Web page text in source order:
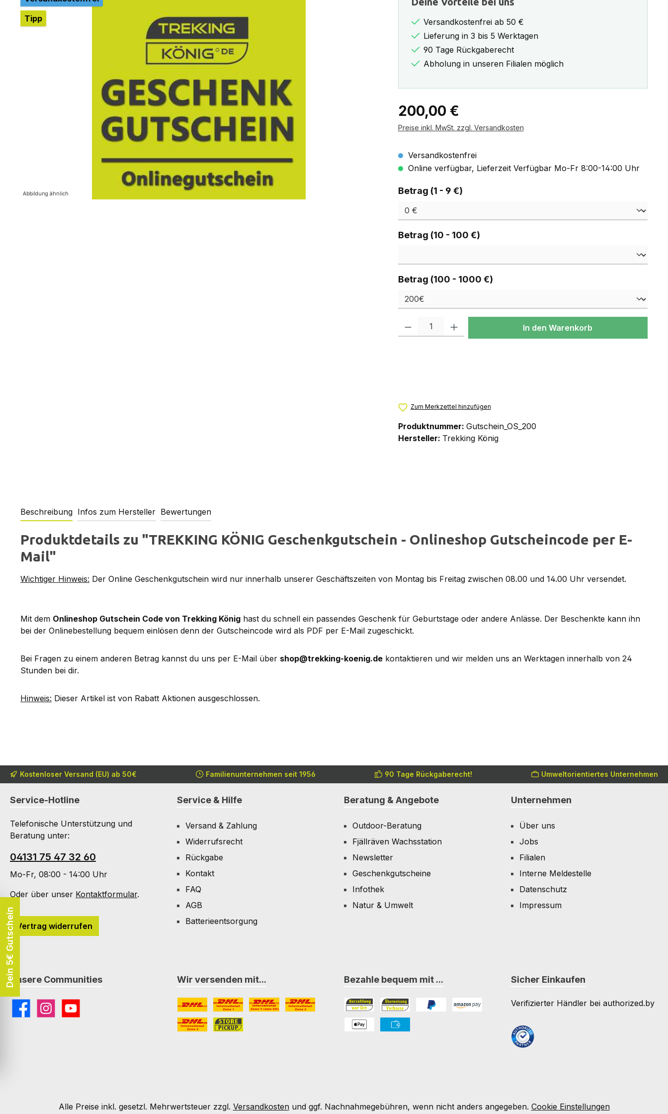
Tipp
Abbildung ähnlich
Versandkostenfrei ab 50 €
Lieferung in 3 bis 5 Werktagen
90 Tage Rückgaberecht
Abholung in unseren Filialen möglich
Regulärer Preis:
200,00 €
Preise inkl. MwSt. zzgl. Versandkosten
Versandkostenfrei
Online verfügbar, Lieferzeit Verfügbar Mo-Fr 8:00-14:00 Uhr
Betrag (1 - 9 €)auswählen
Betrag (10 - 100 €)auswählen
Betrag (100 - 1000 €)auswählen
Produkt Anzahl: Gib den gewünschten Wert ein oder benutze die Schaltflächen
In den Warenkorb
Zum Merkzettel hinzufügen
Produktnummer: Gutschein_OS_200
Hersteller: Trekking König
Beschreibung Infos zum Hersteller Bewertungen
Produktdetails zu "TREKKING KÖNIG Geschenkgutschein - Onlineshop Gutscheincode per E-
Mail"
Wichtiger Hinweis: Der Online Geschenkgutschein wird nur innerhalb unserer Geschäftszeiten von Montag bis Freitag zwischen 08.00 und 14.00 Uhr versendet.
Mit dem Onlineshop Gutschein Code von Trekking König hast du schnell ein passendes Geschenk für Geburtstage oder andere Anlässe. Der Beschenkte kann ihn
bei der Onlinebestellung bequem einlösen denn der Gutscheincode wird als PDF per E-Mail zugeschickt.
Bei Fragen zu einem anderen Betrag kannst du uns per E-Mail über shop@trekking-koenig.de kontaktieren und wir melden uns an Werktagen innerhalb von 24
Stunden bei dir.
Hinweis: Dieser Artikel ist von Rabatt Aktionen ausgeschlossen.
Kostenloser Versand (EU) ab 50€ Familienunternehmen seit 1956 90 Tage Rückgaberecht! Umweltorientiertes Unternehmen
Service-Hotline
Telefonische Unterstützung und
Beratung unter:
04131 75 47 32 60
Mo-Fr, 08:00 - 14:00 Uhr
Oder über unser Kontaktformular.
Vertrag widerrufen
Service & Hilfe
Versand & Zahlung
Widerrufsrecht
Rückgabe
Kontakt
FAQ
AGB
Batterieentsorgung
Beratung & Angebote
Outdoor-Beratung
Fjällräven Wachsstation
Newsletter
Geschenkgutscheine
Infothek
Natur & Umwelt
Unternehmen
Über uns
Jobs
Filialen
Interne Meldestelle
Datenschutz
Impressum
Unsere Communities
FacebookInstagramYouTube
Wir versenden mit...
DHL DHL Paket International Zone 1
DHL Paket International Zone 1 (non-EU)
DHL Paket International Zone 2
Bezahle bequem mit ...
Bezahlung in der Filiale
Vorkasse
Sicher Einkaufen
Verifizierter Händler bei authorized.by
Alle Preise inkl. gesetzl. Mehrwertsteuer zzgl. Versandkostenund ggf. Nachnahmegebühren, wenn nicht anders angegeben. Cookie Einstellungen
Dein 5€ Gutschein